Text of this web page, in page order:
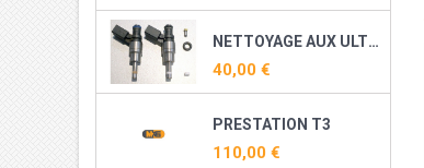
NETTOYAGE AUX ULTRASONS ET RECONDITIONNEMENT DE VOS INJECTEURS DIRECT ESSENCE ( TFSI, TSI, THP, TCE ...)
40,00 €
PRESTATION T3
110,00 €